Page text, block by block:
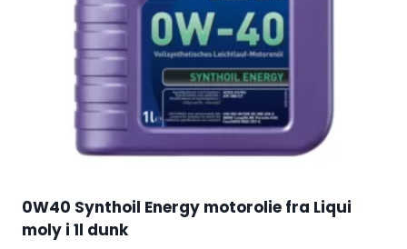
0W40 Synthoil Energy motorolie fra Liqui
moly i 1l dunk